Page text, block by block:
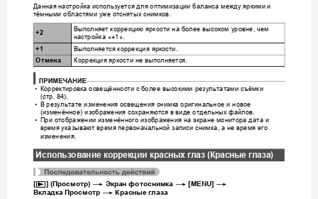
Данная настройка используется для оптимизации баланса между яркими и
тёмными областями уже отснятых снимков.
Выполняет коррекцию яркости на более высоком уровне чем
+2
настройка «+1».
+1
Выполняется коррекция яркости
Отмена Коррекция яркости не выполняется.
• Корректировка освещённости с более высокими результатами съёмки
(стр .84)
• В результате изменения освещения снимка оригинальное и новое
(изменённое) изображения сохраняются в виде отдельных файлов.
• При отображении изменённого изображения на экране монитора дата и
время указывают время первоначальной записи снимка, а не время его
изменения.
Использование коррекции красных глаз ( Красные глаза)
p ] (Просмотр) * Экран фотоснимка * [MENU] *
Вкладка Просмотр * Красные глаза